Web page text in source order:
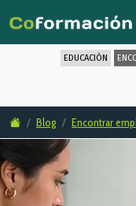
EDUCACIÓN
Blog Encontrar